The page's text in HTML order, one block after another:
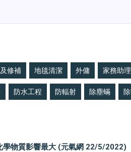
修補 地毯清潔 外傭 家務助理
防水工程 防輻射 除塵蟎
學物質影響最大 (元氣網 22/5/2022)